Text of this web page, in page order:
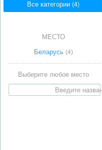
Все категории (4)
МЕСТО
Беларусь (4)
Выберите любое место